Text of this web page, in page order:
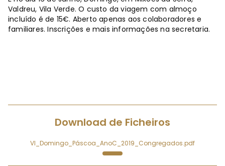
Valdreu, Vila Verde. O custo da viagem com almoço
incluído é de 15€. Aberto apenas aos colaboradores e
familiares. Inscrições e mais informações na secretaria.
Download de Ficheiros
VI_Domingo_Páscoa_AnoC_2019_Congregados.pdf